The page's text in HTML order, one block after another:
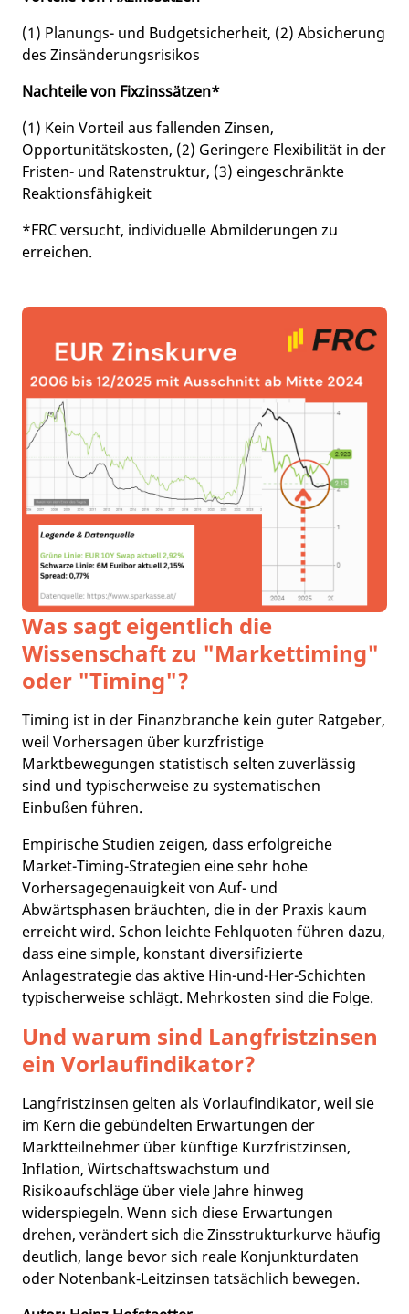
(1) Planungs- und Budgetsicherheit, (2) Absicherung
des Zinsänderungsrisikos
Nachteile von Fixzinssätzen*
(1) Kein Vorteil aus fallenden Zinsen,
Opportunitätskosten, (2) Geringere Flexibilität in der
Fristen- und Ratenstruktur, (3) eingeschränkte
Reaktionsfähigkeit
*FRC versucht, individuelle Abmilderungen zu
erreichen.
Was sagt eigentlich die
Wissenschaft zu "Markettiming"
oder "Timing"?
Timing ist in der Finanzbranche kein guter Ratgeber,
weil Vorhersagen über kurzfristige
Marktbewegungen statistisch selten zuverlässig
sind und typischerweise zu systematischen
Einbußen führen.​
Empirische Studien zeigen, dass erfolgreiche
Market-Timing-Strategien eine sehr hohe
Vorhersagegenauigkeit von Auf- und
Abwärtsphasen bräuchten, die in der Praxis kaum
erreicht wird. Schon leichte Fehlquoten führen dazu,
dass eine simple, konstant diversifizierte
Anlagestrategie das aktive Hin-und-Her-Schichten
typischerweise schlägt.​ Mehrkosten sind die Folge.
Und warum sind Langfristzinsen
ein Vorlaufindikator?
Langfristzinsen gelten als Vorlaufindikator, weil sie
im Kern die gebündelten Erwartungen der
Marktteilnehmer über künftige Kurzfristzinsen,
Inflation, Wirtschaftswachstum und
Risikoaufschläge über viele Jahre hinweg
widerspiegeln. Wenn sich diese Erwartungen
drehen, verändert sich die Zinsstrukturkurve häufig
deutlich, lange bevor sich reale Konjunkturdaten
oder Notenbank‑Leitzinsen tatsächlich bewegen.